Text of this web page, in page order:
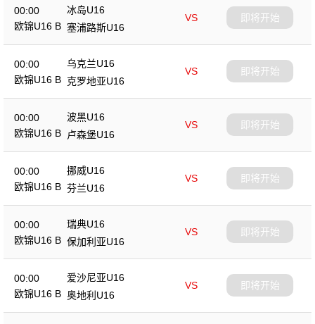
00:00
欧锦U16 B
冰岛U16
VS
塞浦路斯U16
即将开始
00:00
欧锦U16 B
乌克兰U16
VS
克罗地亚U16
即将开始
00:00
欧锦U16 B
波黑U16
VS
卢森堡U16
即将开始
00:00
欧锦U16 B
挪威U16
VS
芬兰U16
即将开始
00:00
欧锦U16 B
瑞典U16
VS
保加利亚U16
即将开始
00:00
欧锦U16 B
爱沙尼亚U16
VS
奥地利U16
即将开始